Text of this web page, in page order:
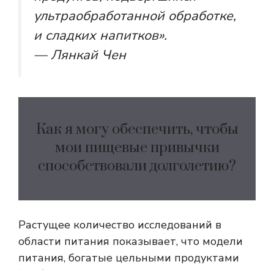
ультраобработанной обработке,
и сладких напитков».
— Лянкай Чен
Как я могу обеспечить, чтобы
мои пищевые привычки
способствовали долголетию?
Растущее количество исследований в
области питания показывает, что модели
питания, богатые цельными продуктами